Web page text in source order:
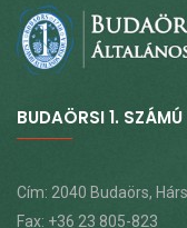
BUDAÖRSI 1.
Cím: 2040 Budaörs,
Fax: +36 23 805-823